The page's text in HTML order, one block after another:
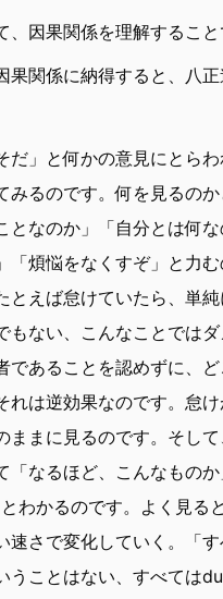
、因果関係を理解するこ
関係に納得すると、八
だ」と何かの意見にとら
るのです。何を見るの
となのか」「自分とは何
「煩悩をなくすぞ」と力
とえば怠けていたら、単
もない、こんなことでは
であることを認めずに、
れは逆効果なのです。怠
ままに見るのです。そし
「なるほど、こんなもの
わかるのです。よく見る
速さで変化していく。「
うことはない、すべては